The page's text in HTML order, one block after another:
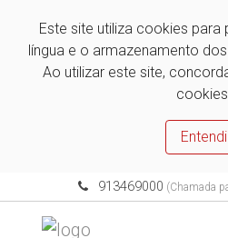
Este site utiliza cookies para
língua e o armazenamento
Ao utilizar este site,
Entendi
913469000 (Chamada